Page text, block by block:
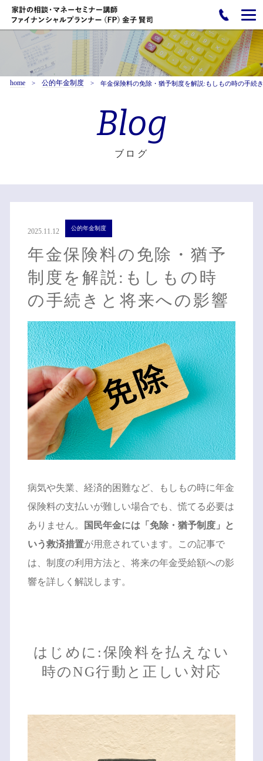
home 公的年金制度 年金保険料の免除・猶予制度を解説:もしもの時の手続
Blog
ブログ
2025.11.12 公的年金制度
年金保険料の免除・猶予
制度を解説:もしもの時
の手続きと将来への影響
病気や失業、経済的困難など、もしもの時に年金
保険料の支払いが難しい場合でも、慌てる必要は
ありません。
国民年金には「免除・猶予制度」と
いう救済措置が用意されています。この記事で
は、制度の利用方法と、将来の年金受給額への影
響を詳しく解説します。
はじめに:保険料を払えない
時のNG行動と正しい対応